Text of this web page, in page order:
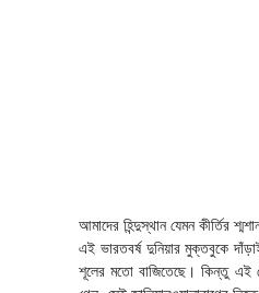
আমাদের হিন্দুস্থান যেমন কীর্তির
এই ভারতবর্ষ দুনিয়ার মুক্তবুকে
শূলের মতো বাজিতেছে। কিন্তু এই